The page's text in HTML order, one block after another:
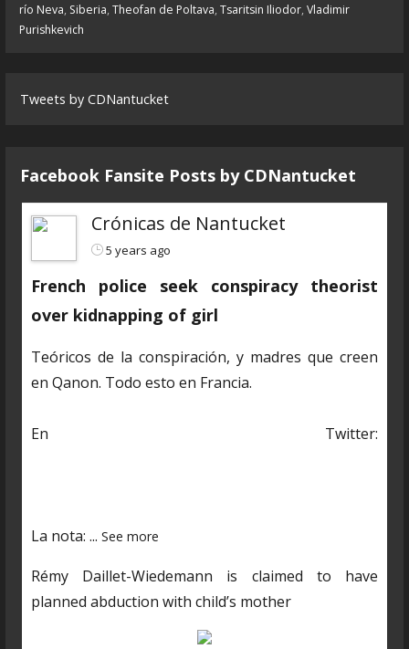
río Neva, Siberia, Theofan de Poltava, Tsaritsin Iliodor, Vladimir
Purishkevich
Tweets by CDNantucket
Facebook Fansite Posts by ‎CDNantucket
Crónicas de Nantucket
5 years ago
French police seek conspiracy theorist
over kidnapping of girl
Teóricos de la conspiración, y madres que creen
en Qanon. Todo esto en Francia.
En Twitter:
La nota: ... See more
Rémy Daillet-Wiedemann is claimed to have
planned abduction with child’s mother